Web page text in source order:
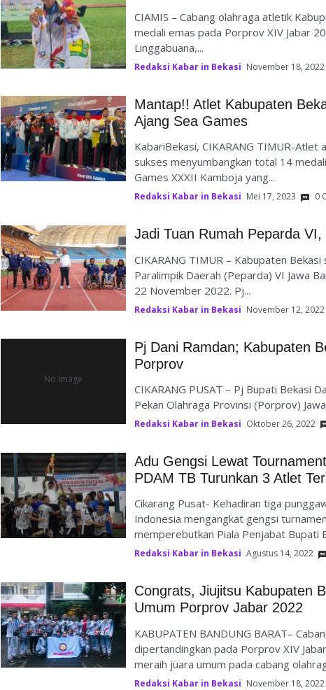
CIAMIS – Cabang olahraga atletik
medali emas pada Porprov XIV Jabar
Linggabuana,...
Redaksi Kabar in Bekasi November 18, 2022
Mantap!! Atlet Kabupaten
Ajang Sea Games
KabariBekasi, CIKARANG TIMUR-Atlet
sukses menyumbangkan total 14
Games XXXII Kamboja yang...
Redaksi Kabar in Bekasi Mei 17, 2023 0
Jadi Tuan Rumah Peparda
CIKARANG TIMUR – Kabupaten
Paralimpik Daerah (Peparda) VI Jawa
22 November 2022. Pj...
Redaksi Kabar in Bekasi November 12, 2022
No Image
Pj Dani Ramdan; Kabupaten
Porprov
CIKARANG PUSAT – Pj Bupati Bekasi
Pekan Olahraga Provinsi (Porprov)
Redaksi Kabar in Bekasi Oktober 26, 2022
Adu Gengsi Lewat
PDAM TB Turunkan 3 Atlet
Cikarang Pusat- Kehadiran tiga
Indonesia mengangkat gengsi
memperebutkan Piala Penjabat Bupati
Redaksi Kabar in Bekasi Agustus 14, 2022
Congrats, Jiujitsu Kabupaten
Umum Porprov Jabar 2022
KABUPATEN BANDUNG BARAT–
dipertandingkan pada Porprov XIV
meraih juara umum pada cabang
Redaksi Kabar in Bekasi November 18, 2022